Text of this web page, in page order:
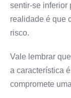
sentir-se inferior
realidade é que
risco.
Vale lembrar
a característica
compromete